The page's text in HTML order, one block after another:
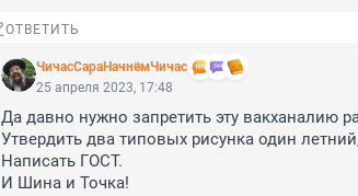
ОТВЕТИТЬ
ЧичасСараНачнёмЧичас
25 апреля 2023, 17:48
Да давно нужно запретить эту вакханалию
Утвердить два типовых рисунка один
Написать ГОСТ.
И Шина и Точка!